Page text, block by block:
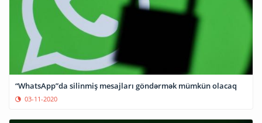
“WhatsApp”da silinmiş mesajları göndərmək mümkün olacaq
03-11-2020